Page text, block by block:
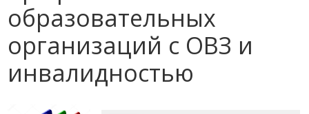
образовательных
организаций с ОВЗ и
инвалидностью